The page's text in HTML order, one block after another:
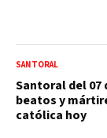
SANTORAL
Santoral del
beatos y
católica hoy